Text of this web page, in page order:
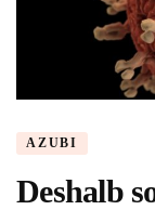
AZUBI
Deshalb